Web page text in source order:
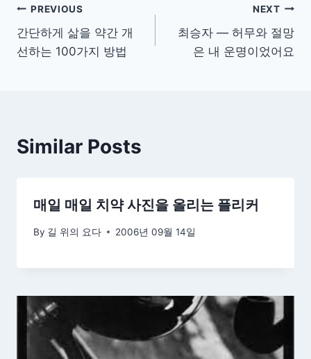
글
탐
PREVIOUS
간단하게 삶을 약간 개
선하는 100가지 방법
NEXT
최승자 — 허무와 절망
은 내 운명이었어요
Similar Posts
매일 매일 치약 사진을 올리는 플리커
By 길 위의 요다 2006년 09월 14일